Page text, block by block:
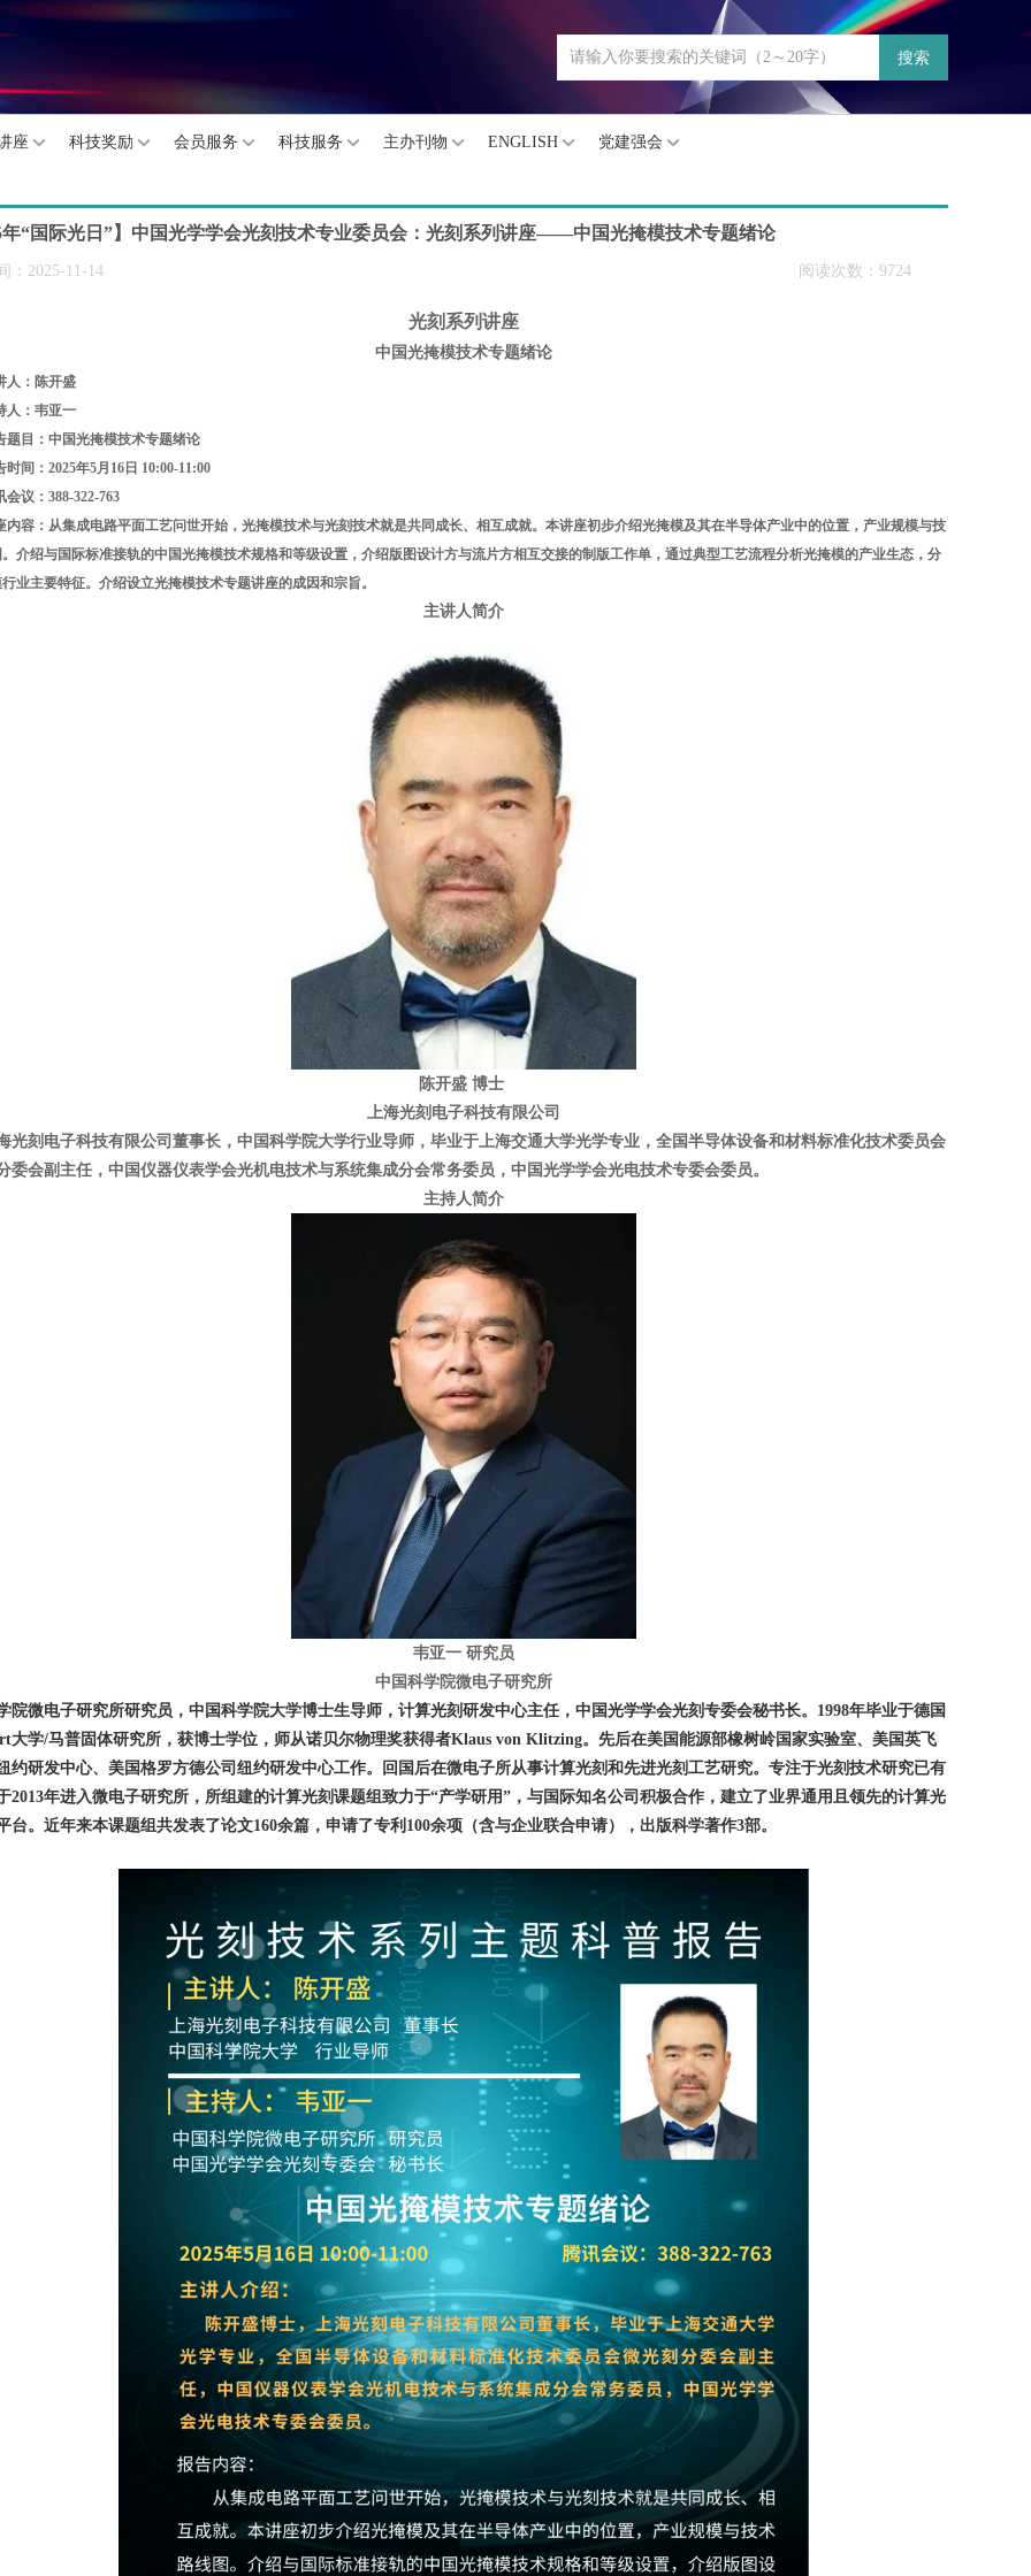
搜索
座 科技奖励 会员服务 科技服务 主办刊物 ENGLISH 党建强会
年“国际光日”】中国光学学会光刻技术专业委员会：光刻系列讲座——中国光掩模技术专题绪论
：2025-11-14 阅读次数：9724
光刻系列讲座
中国光掩模技术专题绪论
人：陈开盛
人：韦亚一
题目：中国光掩模技术专题绪论
时间：2025年5月16日 10:00-11:00
会议：388-322-763
内容：从集成电路平面工艺问世开始，光掩模技术与光刻技术就是共同成长、相互成就。本讲座初步介绍光掩模及其在半导体产业中的位置，产业规模与技
介绍与国际标准接轨的中国光掩模技术规格和等级设置，介绍版图设计方与流片方相互交接的制版工作单，通过典型工艺流程分析光掩模的产业生态，分
业主要特征。介绍设立光掩模技术专题讲座的成因和宗旨。
主讲人简介
陈开盛 博士
上海光刻电子科技有限公司
光刻电子科技有限公司董事长，中国科学院大学行业导师，毕业于上海交通大学光学专业，全国半导体设备和材料标准化技术委员会
委会副主任，中国仪器仪表学会光机电技术与系统集成分会常务委员，中国光学学会光电技术专委会委员。
主持人简介
韦亚一 研究员
中国科学院微电子研究所
院微电子研究所研究员，中国科学院大学博士生导师，计算光刻研发中心主任，中国光学学会光刻专委会秘书长。1998年毕业于德国
大学/马普固体研究所，获博士学位，师从诺贝尔物理奖获得者Klaus von Klitzing。先后在美国能源部橡树岭国家实验室、美国英飞
约研发中心、美国格罗方德公司纽约研发中心工作。回国后在微电子所从事计算光刻和先进光刻工艺研究。专注于光刻技术研究已有
2013年进入微电子研究所，所组建的计算光刻课题组致力于“产学研用”，与国际知名公司积极合作，建立了业界通用且领先的计算光
台。近年来本课题组共发表了论文160余篇，申请了专利100余项（含与企业联合申请），出版科学著作3部。